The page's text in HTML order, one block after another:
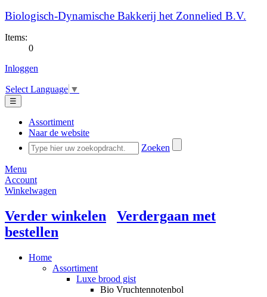
Biologisch-Dynamische Bakkerij het Zonnelied B.V.
Items:
0
Inloggen
Select Language ▼
☰
Assortiment
Naar de website
Zoeken
Menu
Account
Winkelwagen
Verder winkelen
Verdergaan met
bestellen
Home
Assortiment
Luxe brood gist
Bio Vruchtennotenbol